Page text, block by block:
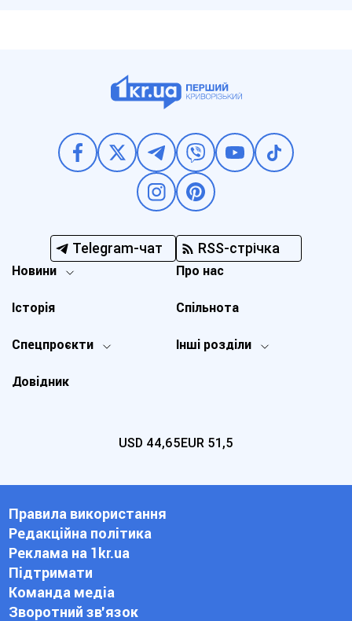
Telegram-чат RSS-стрічка
Новини
Спецпроєкти Інші розділи
Історія
Про нас
Довідник
Спільнота
USD 44,65EUR 51,5
Правила використання
Редакційна політика
Реклама на 1kr.ua
Підтримати
Команда медіа
Зворотний зв'язок